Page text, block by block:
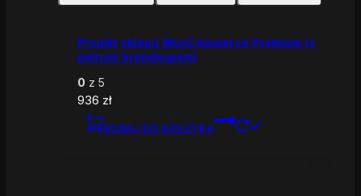
Projekt sklepu WooCommerce Premium (z
pełnym brandingiem)
0 z 5
936 zł
DODAJ DO KOSZYKA